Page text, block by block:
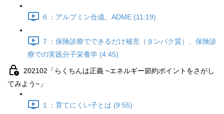
６：アルブミン合成、ADME (11:19)
７：保険診療でできるだけ補充（タンパク質）、保険診
療での実践分子栄養学 (4:45)
202102「らくちんは正義 ~エネルギー節約ポイントをさがし
てみよう~」
１：育てにくい子とは (9:55)